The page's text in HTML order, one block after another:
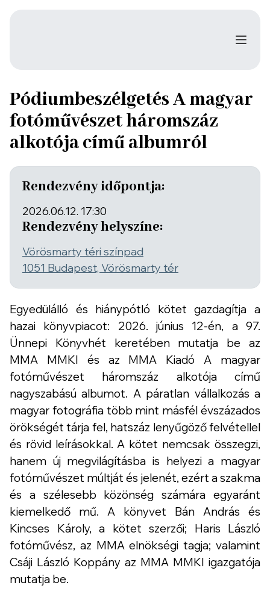
Pódiumbeszélgetés A magyar
fotóművészet háromszáz
alkotója című albumról
Rendezvény időpontja:
2026.06.12. 17:30
Rendezvény helyszíne:
Vörösmarty téri színpad
1051 Budapest, Vörösmarty tér
Egyedülálló és hiánypótló kötet gazdagítja a
hazai könyvpiacot: 2026. június 12-én, a 97.
Ünnepi Könyvhét keretében mutatja be az
MMA MMKI és az MMA KiadóA magyar
fotóművészet háromszáz alkotójacímű
nagyszabású albumot. A páratlan vállalkozás a
magyar fotográfia több mint másfél évszázados
örökségét tárja fel, hatszáz lenyűgöző felvétellel
és rövid leírásokkal. A kötet nemcsak összegzi,
hanem új megvilágításba is helyezi a magyar
fotóművészet múltját és jelenét, ezért a szakma
és a szélesebb közönség számára egyaránt
kiemelkedő mű. A könyvet Bán András és
Kincses Károly, a kötet szerzői; Haris László
fotóművész, az MMA elnökségi tagja; valamint
Csáji László Koppány az MMA MMKI igazgatója
mutatja be.